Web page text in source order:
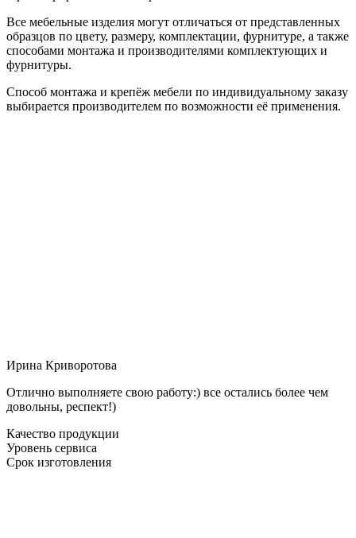
Все мебельные изделия могут отличаться от представленных
образцов по цвету, размеру, комплектации, фурнитуре, а также
способами монтажа и производителями комплектующих и
фурнитуры.
Способ монтажа и крепёж мебели по индивидуальному заказу
выбирается производителем по возможности её применения.
Ирина Криворотова
Отлично выполняете свою работу:) все остались более чем
довольны, респект!)
Качество продукции
Уровень сервиса
Срок изготовления